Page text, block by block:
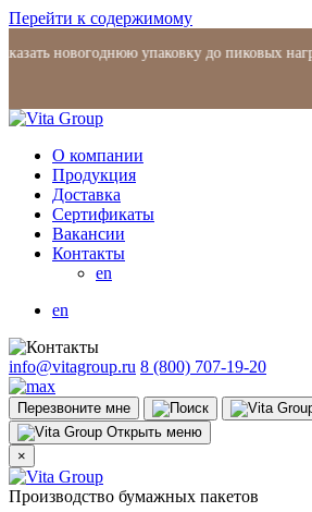
Перейти к содержимому
новогоднюю упаковку до пиковых нагрузок.
О компании
Продукция
Доставка
Сертификаты
Вакансии
Контакты
en
en
info@vitagroup.ru 8 (800) 707-19-20
Перезвоните мне
Открыть меню
×
Производство бумажных пакетов